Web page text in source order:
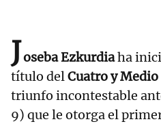
Joseba Ezkurdiaha
título delCuatro y Medio
triunfo incontestable
9) que le otorga el